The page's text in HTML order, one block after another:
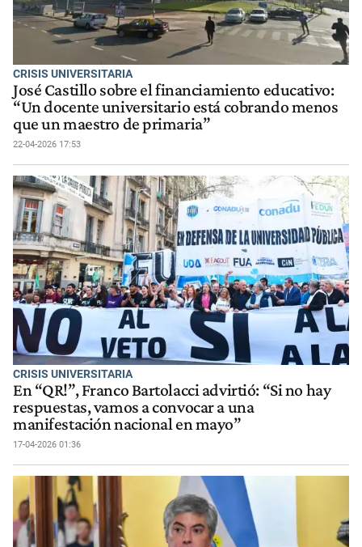
CRISIS UNIVERSITARIA
José Castillo sobre el financiamiento educativo:
“Un docente universitario está cobrando menos
que un maestro de primaria”
22-04-2026 17:53
CRISIS UNIVERSITARIA
En “QR!”, Franco Bartolacci advirtió: “Si no hay
respuestas, vamos a convocar a una
manifestación nacional en mayo”
17-04-2026 01:36